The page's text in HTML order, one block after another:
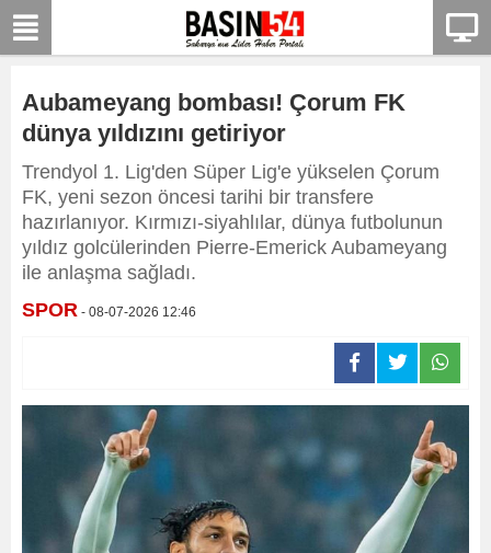
Aubameyang bombası! Çorum FK
dünya yıldızını getiriyor
Trendyol 1. Lig'den Süper Lig'e yükselen Çorum
FK, yeni sezon öncesi tarihi bir transfere
hazırlanıyor. Kırmızı-siyahlılar, dünya futbolunun
yıldız golcülerinden Pierre-Emerick Aubameyang
ile anlaşma sağladı.
SPOR - 08-07-2026 12:46